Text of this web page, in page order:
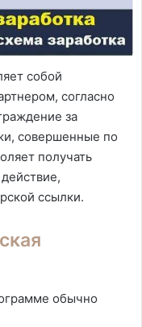
собой
согласно
за
совершенные по
получать
ссылки.
обычно